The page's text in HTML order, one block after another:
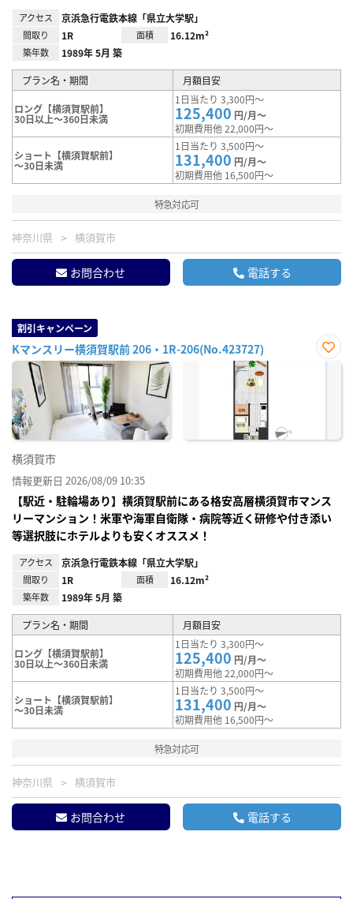
アクセス 京浜急行電鉄本線「県立大学駅」
間取り 1R 面積 16.12m²
築年数 1989年 5月 築
プラン名・期間 月額目安
ロング【横須賀駅前】
30日以上～360日未満
1日当たり 3,300円～
125,400 円/月～
初期費用他 22,000円～
ショート【横須賀駅前】
～30日未満
1日当たり 3,500円～
131,400 円/月～
初期費用他 16,500円～
特急対応可
神奈川県 横須賀市
お問合わせ 電話する
割引キャンペーン
Kマンスリー横須賀駅前 206・1R-206(No.423727)
お気
横須賀市
情報更新日 2026/08/09 10:35
【駅近・駐輪場あり】横須賀駅前にある格安高層横須賀市マンス
リーマンション！米軍や海軍自衛隊・病院等近く研修や付き添い
等選択肢にホテルよりも安くオススメ！
アクセス 京浜急行電鉄本線「県立大学駅」
間取り 1R 面積 16.12m²
築年数 1989年 5月 築
プラン名・期間 月額目安
ロング【横須賀駅前】
30日以上～360日未満
1日当たり 3,300円～
125,400 円/月～
初期費用他 22,000円～
ショート【横須賀駅前】
～30日未満
1日当たり 3,500円～
131,400 円/月～
初期費用他 16,500円～
特急対応可
神奈川県 横須賀市
お問合わせ 電話する